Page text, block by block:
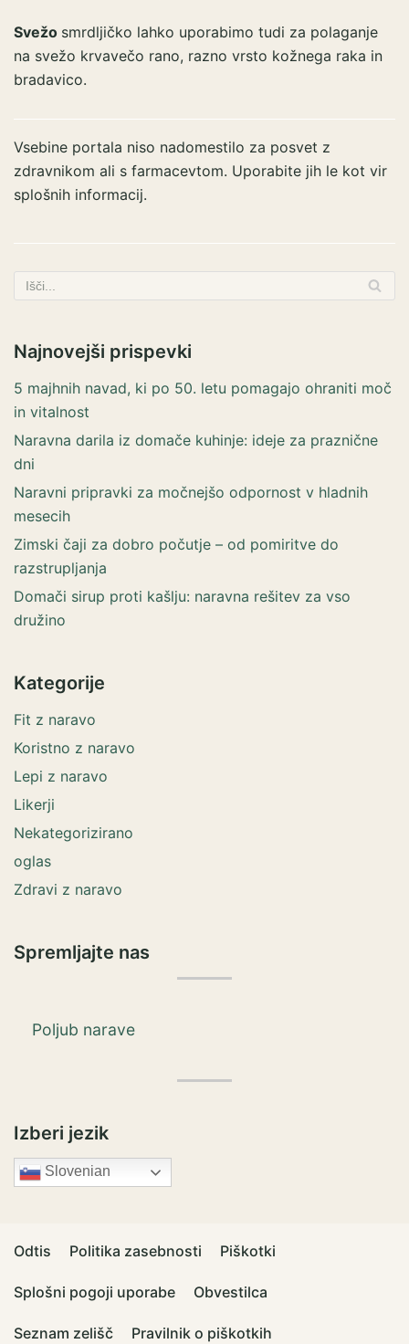
Svežo smrdljičko lahko uporabimo tudi za polaganje
na svežo krvavečo rano, razno vrsto kožnega raka in
bradavico.
Vsebine portala niso nadomestilo za posvet z
zdravnikom ali s farmacevtom. Uporabite jih le kot vir
splošnih informacij.
Najnovejši prispevki
5 majhnih navad, ki po 50. letu pomagajo ohraniti moč
in vitalnost
Naravna darila iz domače kuhinje: ideje za praznične
dni
Naravni pripravki za močnejšo odpornost v hladnih
mesecih
Zimski čaji za dobro počutje – od pomiritve do
razstrupljanja
Domači sirup proti kašlju: naravna rešitev za vso
družino
Kategorije
Fit z naravo
Koristno z naravo
Lepi z naravo
Likerji
Nekategorizirano
oglas
Zdravi z naravo
Spremljajte nas
Poljub narave
Izberi jezik
Slovenian
Odtis Politika zasebnosti Piškotki
Splošni pogoji uporabe Obvestilca
Seznam zelišč Pravilnik o piškotkih